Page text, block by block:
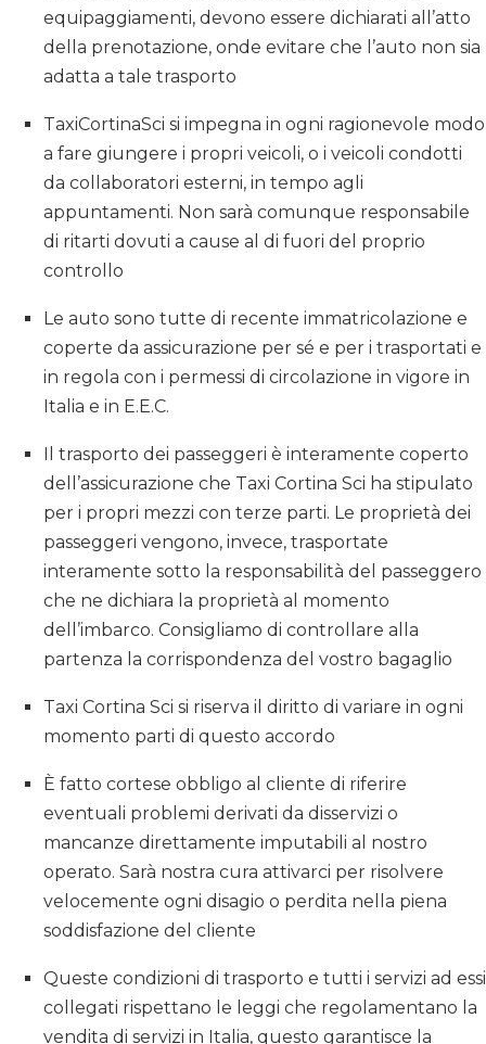
equipaggiamenti, devono essere dichiarati all’atto
della prenotazione, onde evitare che l’auto non sia
adatta a tale trasporto
TaxiCortinaSci si impegna in ogni ragionevole modo
a fare giungere i propri veicoli, o i veicoli condotti
da collaboratori esterni, in tempo agli
appuntamenti. Non sarà comunque responsabile
di ritarti dovuti a cause al di fuori del proprio
controllo
Le auto sono tutte di recente immatricolazione e
coperte da assicurazione per sé e per i trasportati e
in regola con i permessi di circolazione in vigore in
Italia e in E.E.C.
Il trasporto dei passeggeri è interamente coperto
dell’assicurazione che Taxi Cortina Sci ha stipulato
per i propri mezzi con terze parti. Le proprietà dei
passeggeri vengono, invece, trasportate
interamente sotto la responsabilità del passeggero
che ne dichiara la proprietà al momento
dell’imbarco. Consigliamo di controllare alla
partenza la corrispondenza del vostro bagaglio
Taxi Cortina Sci si riserva il diritto di variare in ogni
momento parti di questo accordo
È fatto cortese obbligo al cliente di riferire
eventuali problemi derivati da disservizi o
mancanze direttamente imputabili al nostro
operato. Sarà nostra cura attivarci per risolvere
velocemente ogni disagio o perdita nella piena
soddisfazione del cliente
Queste condizioni di trasporto e tutti i servizi ad essi
collegati rispettano le leggi che regolamentano la
vendita di servizi in Italia, questo garantisce la